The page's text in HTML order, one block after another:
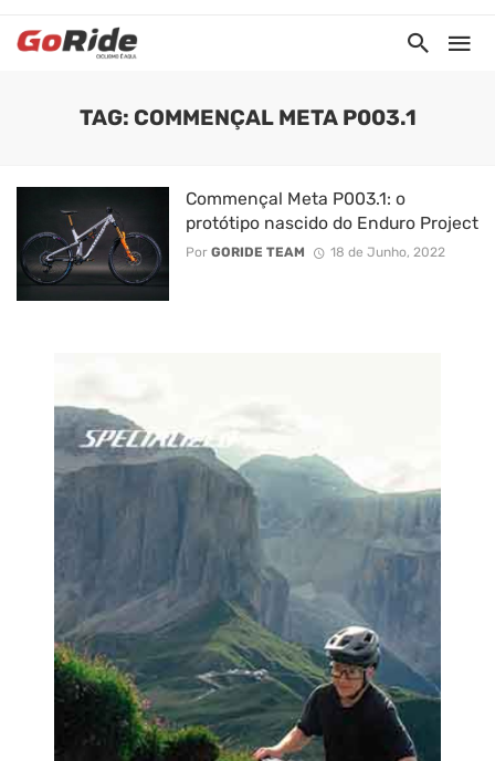
TAG: COMMENÇAL META P003.1
Commençal Meta P003.1: o
protótipo nascido do Enduro Project
Por GORIDE TEAM 18 de Junho, 2022